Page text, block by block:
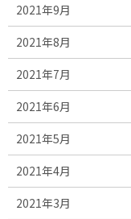
2021年9月
2021年8月
2021年7月
2021年6月
2021年5月
2021年4月
2021年3月